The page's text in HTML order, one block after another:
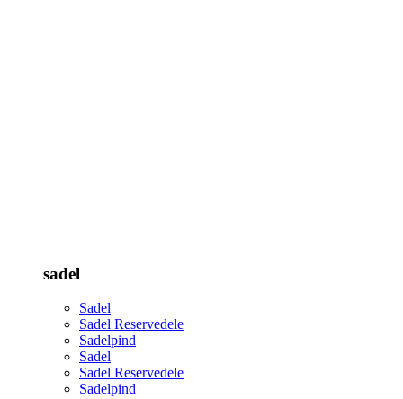
sadel
Sadel
Sadel Reservedele
Sadelpind
Sadel
Sadel Reservedele
Sadelpind